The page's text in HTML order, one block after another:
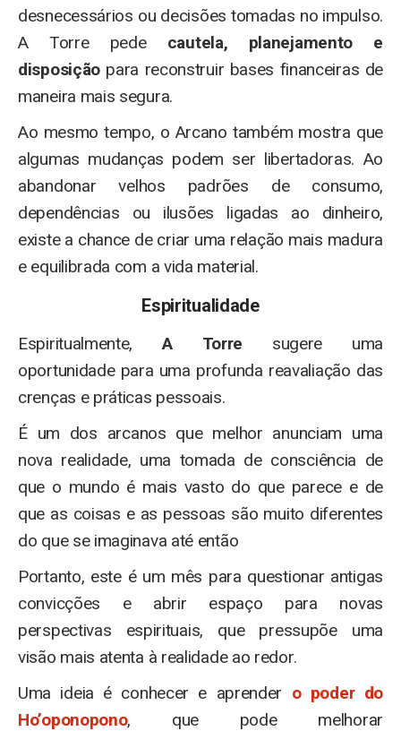
desnecessários ou decisões tomadas no impulso.
A Torre pede cautela, planejamento e
disposição para reconstruir bases financeiras de
maneira mais segura.
Ao mesmo tempo, o Arcano também mostra que
algumas mudanças podem ser libertadoras. Ao
abandonar velhos padrões de consumo,
dependências ou ilusões ligadas ao dinheiro,
existe a chance de criar uma relação mais madura
e equilibrada com a vida material.
Espiritualidade
Espiritualmente,A Torre sugere uma
oportunidade para uma profunda reavaliação das
crenças e práticas pessoais.
É um dos arcanos que melhor anunciam uma
nova realidade, uma tomada de consciência de
que o mundo é mais vasto do que parece e de
que as coisas e as pessoas são muito diferentes
do que se imaginava até então
Portanto, este é um mês para questionar antigas
convicções e abrir espaço para novas
perspectivas espirituais, que pressupõe uma
visão mais atenta à realidade ao redor.
Uma ideia é conhecer e aprender o poder do
Ho’oponopono, que pode melhorar